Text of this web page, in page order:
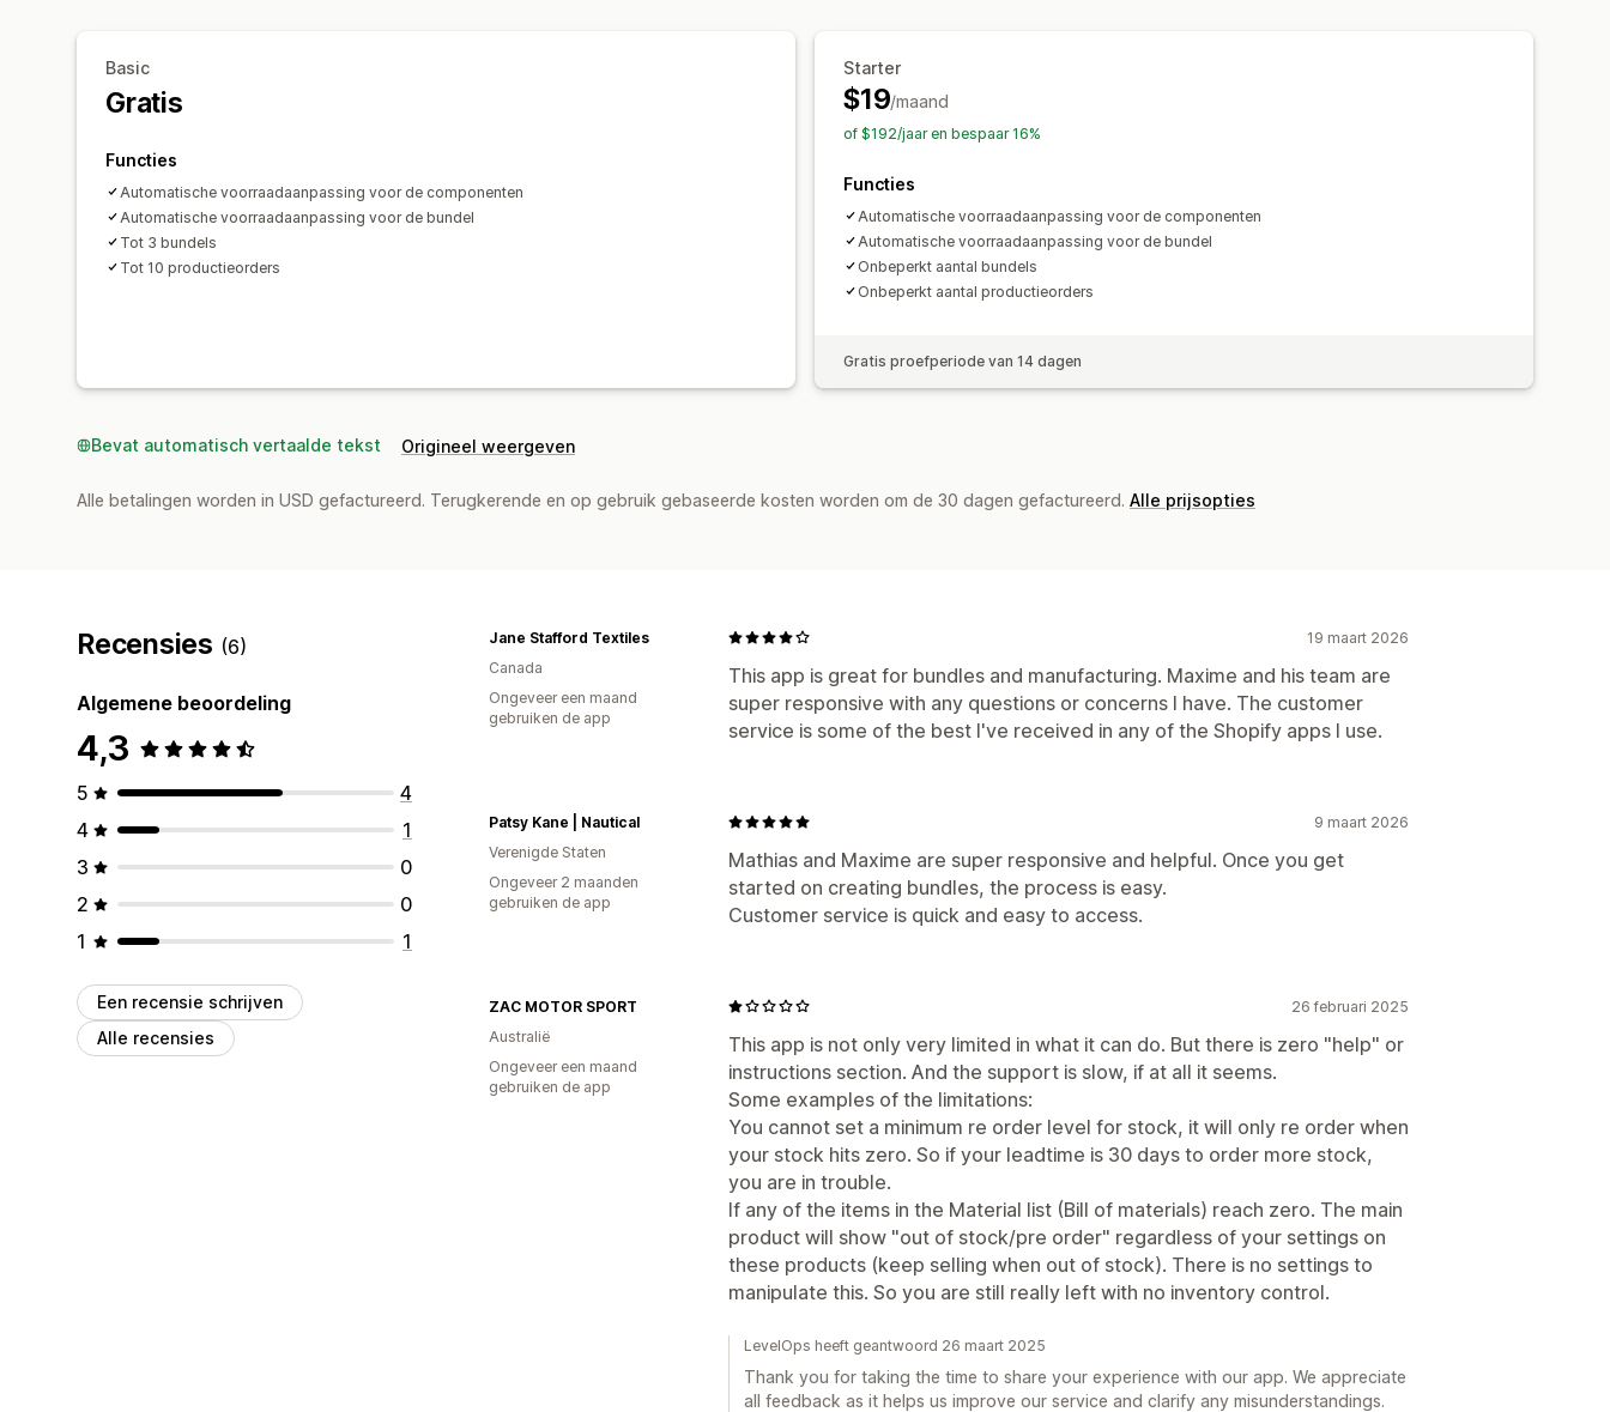
Basic
Gratis
Functies
Automatische voorraadaanpassing voor de componenten
Automatische voorraadaanpassing voor de bundel
Tot 3 bundels
Tot 10 productieorders
Starter
$19/maand
of $192/jaar en bespaar 16%
Functies
Automatische voorraadaanpassing voor de componenten
Automatische voorraadaanpassing voor de bundel
Onbeperkt aantal bundels
Onbeperkt aantal productieorders
Gratis proefperiode van 14 dagen
Bevat automatisch vertaalde tekst Origineel weergeven
Alle betalingen worden in USD gefactureerd. Terugkerende en op gebruik gebaseerde kosten worden om de 30 dagen gefactureerd. Alle prijsopties
Recensies (6)
Algemene beoordeling
4,3
5
4
4
1
3
0
2
0
1
1
Een recensie schrijven
Alle recensies
19 maart 2026
This app is great for bundles and manufacturing. Maxime and his team are
super responsive with any questions or concerns I have. The customer
service is some of the best I've received in any of the Shopify apps I use.
Jane Stafford Textiles
Canada
Ongeveer een maand
gebruiken de app
9 maart 2026
Mathias and Maxime are super responsive and helpful. Once you get
started on creating bundles, the process is easy.
Customer service is quick and easy to access.
Patsy Kane | Nautical
Verenigde Staten
Ongeveer 2 maanden
gebruiken de app
26 februari 2025
This app is not only very limited in what it can do. But there is zero "help" or
instructions section. And the support is slow, if at all it seems.
Some examples of the limitations:
You cannot set a minimum re order level for stock, it will only re order when
your stock hits zero. So if your leadtime is 30 days to order more stock,
you are in trouble.
If any of the items in the Material list (Bill of materials) reach zero. The main
product will show "out of stock/pre order" regardless of your settings on
these products (keep selling when out of stock). There is no settings to
manipulate this. So you are still really left with no inventory control.
ZAC MOTOR SPORT
Australië
Ongeveer een maand
gebruiken de app
LevelOps heeft geantwoord 26 maart 2025
Thank you for taking the time to share your experience with our app. We appreciate
all feedback as it helps us improve our service and clarify any misunderstandings.